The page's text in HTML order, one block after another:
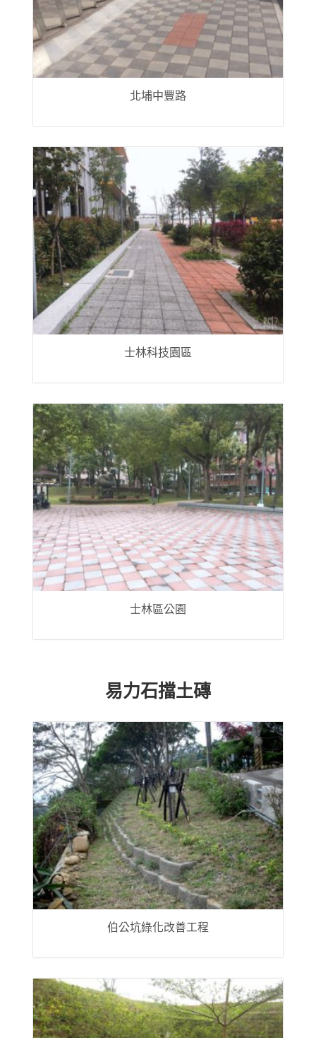
北埔中豐路
士林科技園區
士林區公園
易力石擋土磚
伯公坑綠化改善工程